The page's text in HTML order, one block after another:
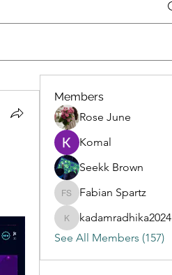
Members
Rose June
Komal
Seekk Brown
Fabian Spartz
Fabian Spartz
kadamradhika2024
kadamradhika2024
See All Members (157)